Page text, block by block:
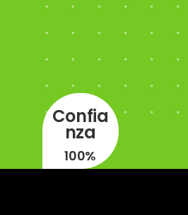
Confia
nza
100%